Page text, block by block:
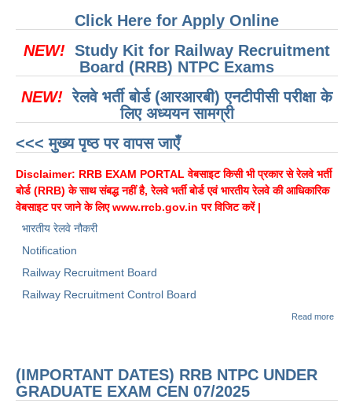
Click Here for Apply Online
NEW! Study Kit for Railway Recruitment
Board (RRB) NTPC Exams
NEW! रेलवे भर्ती बोर्ड (आरआरबी) एनटीपीसी परीक्षा के
लिए अध्ययन सामग्री
<<< मुख्य पृष्ठ पर वापस जाएँ
Disclaimer: RRB EXAM PORTAL वेबसाइट किसी भी प्रकार से रेलवे भर्ती
बोर्ड (RRB) के साथ संबद्ध नहीं है, रेलवे भर्ती बोर्ड एवं भारतीय रेलवे की आधिकारिक
वेबसाइट पर जाने के लिएwww.rrcb.gov.in पर विजिट करें |
भारतीय रेलवे नौकरी
Notification
Railway Recruitment Board
Railway Recruitment Control Board
Read more
(IMPORTANT DATES) RRB NTPC UNDER
GRADUATE EXAM CEN 07/2025